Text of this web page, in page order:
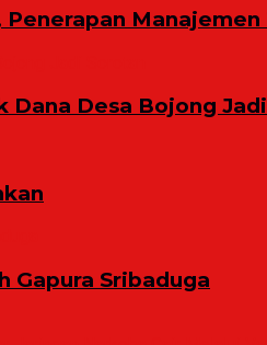
Dana Desa Bojong
Gapura Sribaduga